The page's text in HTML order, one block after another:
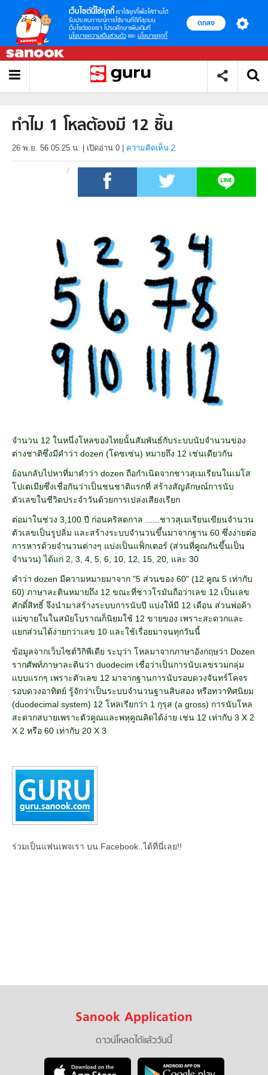
เว็บไซต์นี้ใช้คุกกี้ เราใช้คุกกี้เพื่อให้ท่านได้
รับประสบการณ์การใช้งานที่ดีที่สุดบน
เว็บไซต์ของเรา โปรดศึกษาเพิ่มเติมที่
นโยบายความเป็นส่วนตัว และ นโยบายคุกกี้
ตกลง
ทำไม 1 โหลต้องมี 12 ชิ้น
26 พ.ย. 56 05.25 น. เปิดอ่าน 0 ความคิดเห็น 2
จำนวน 12 ในหนึ่งโหลของไทยนั้นสัมพันธ์กับระบบนับจำนวนของ
ต่างชาติซึ่งมีคำว่า dozen (โดซเซ่น) หมายถึง 12 เช่นเดียวกัน
ย้อนกลับไปหาที่มาคำว่า dozen ถือกำเนิดจากชาวสุเมเรียนในเมโส
โปเตเมียซึ่งเชื่อกันว่าเป็นชนชาติแรกที่ สร้างสัญลักษณ์การนับ
ตัวเลขในชีวิตประจำวันด้วยการเปล่งเสียงเรียก
ต่อมาในช่วง 3,100 ปี ก่อนคริสตกาล ......ชาวสุเมเรียนเขียนจำนวน
ตัวเลขเป็นรูปลิ่ม และสร้างระบบจำนวนขึ้นมาจากฐาน 60 ซึ่งง่ายต่อ
การหารด้วยจำนวนต่างๆ แบ่งเป็นแฟ็กเตอร์ (ส่วนที่คูณกันขึ้นเป็น
จำนวน) ได้แก่ 2, 3, 4, 5, 6, 10, 12, 15, 20, และ 30
คำว่า dozen มีความหมายมาจาก "5 ส่วนของ 60" (12 คูณ 5 เท่ากับ
60) ภาษาละตินหมายถึง 12 ขณะที่ชาวโรมันถือว่าเลข 12 เป็นเลข
ศักดิ์สิทธิ์ จึงนำมาสร้างระบบการนับปี แบ่งให้มี 12 เดือน ส่วนพ่อค้า
แม่ขายในในสมัยโบราณก็นิยมใช้ 12 ขายของ เพราะสะดวกและ
แยกส่วนได้ง่ายกว่าเลข 10 และใช้เรื่อยมาจนทุกวันนี้
ข้อมูลจากเว็บไซต์วิกิพีเดีย ระบุว่า โหลมาจากภาษาอังกฤษว่า Dozen
รากศัพท์ภาษาละตินว่า duodecim เชื่อว่าเป็นการนับเลขรวมกลุ่ม
แบบแรกๆ เพราะตัวเลข 12 มาจากฐานการนับรอบดวงจันทร์โคจร
รอบดวงอาทิตย์ รู้จักว่าเป็นระบบจำนวนฐานสิบสอง หรือทวาทิศนิยม
(duodecimal system) 12 โหลเรียกว่า 1 กุรุส (a gross) การนับโหล
สะดวกสบายเพราะตัวคูณและพหุคูณคิดได้ง่าย เช่น 12 เท่ากับ 3 X 2
X 2 หรือ 60 เท่ากับ 20 X 3
ร่วมเป็นแฟนเพจเรา บน Facebook..ได้ที่นี่เลย!!
Sanook Application
ดาวน์โหลดได้แล้ววันนี้